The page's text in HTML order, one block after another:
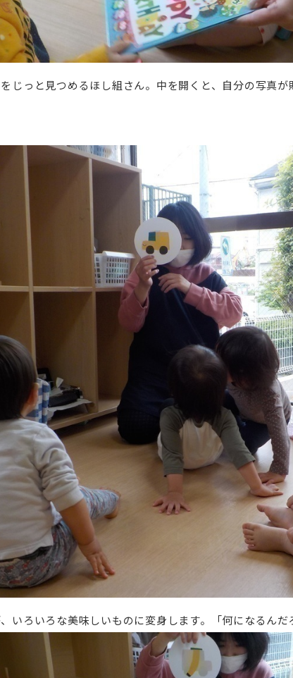
じっと見つめるほし組さん。中を開くと、自分の写真
いろいろな美味しいものに変身します。「何になるんだ